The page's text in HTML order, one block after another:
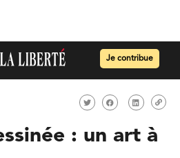
Je contribue
: un art à